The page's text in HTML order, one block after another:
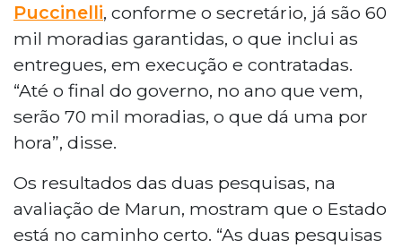
Puccinelli, conforme o secretário, já são 60
mil moradias garantidas, o que inclui as
entregues, em execução e contratadas.
“Até o final do governo, no ano que vem,
serão 70 mil moradias, o que dá uma por
hora”, disse.
Os resultados das duas pesquisas, na
avaliação de Marun, mostram que o Estado
está no caminho certo. “As duas pesquisas